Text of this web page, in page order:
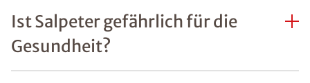
Ist Salpeter gefährlich für die
Gesundheit?